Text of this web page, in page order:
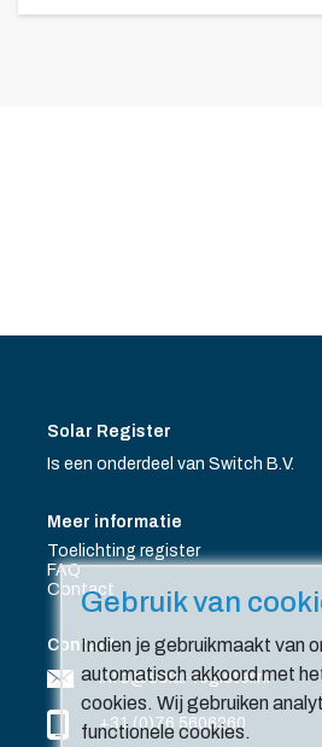
Gebruik van
Indien je gebruikmaakt van
automatisch akkoord met
cookies. Wij gebruiken
functionele cookies.
Solar Register
Is een onderdeel van Switch B.V.
Meer informatie
Toelichting register
FAQ
Contact
Contact
info@solar-register.nl
+31 (0)76 5606260